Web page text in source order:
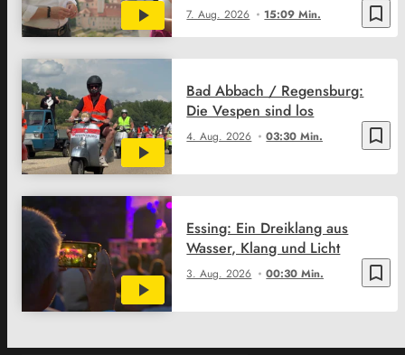
bookmark_border
7. Aug. 2026 15:09 Min.
bookmark_border
4. Aug. 2026 03:30 Min.
Bad Abbach / Regensburg:
Die Vespen sind los
bookmark_border
3. Aug. 2026 00:30 Min.
Essing: Ein Dreiklang aus
Wasser, Klang und Licht